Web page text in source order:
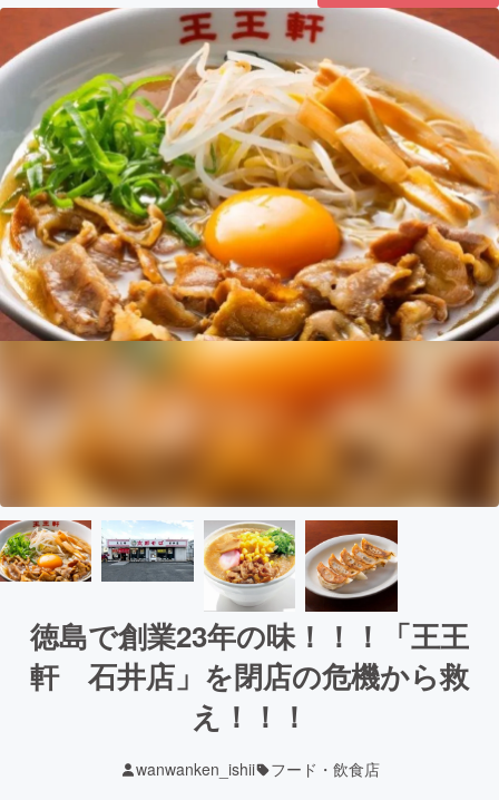
徳島で創業23年の味！！！「王王
軒 石井店」を閉店の危機から救
え！！！
wanwanken_ishii フード・飲食店